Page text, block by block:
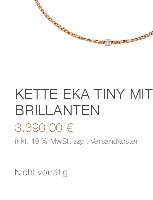
KETTE EKA TINY MIT
BRILLANTEN
3.390,00 €
inkl. 19 % MwSt. zzgl. Versandkosten
Nicht vorrätig